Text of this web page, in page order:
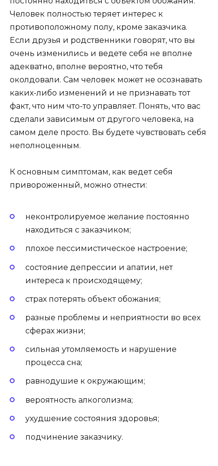
Человек полностью теряет интерес к
противоположному полу, кроме заказчика.
Если друзья и родственники говорят, что вы
очень изменились и ведете себя не вполне
адекватно, вполне вероятно, что тебя
околдовали. Сам человек может не осознавать
каких-либо изменений и не признавать тот
факт, что ним что-то управляет. Понять, что вас
сделали зависимым от другого человека, на
самом деле просто. Вы будете чувствовать себя
неполноценным.
К основным симптомам, как ведет себя
привороженный, можно отнести:
неконтролируемое желание постоянно
находиться с заказчиком;
плохое пессимистическое настроение;
состояние депрессии и апатии, нет
интереса к происходящему;
страх потерять объект обожания;
разные проблемы и неприятности во всех
сферах жизни;
сильная утомляемость и нарушение
процесса сна;
равнодушие к окружающим;
вероятность алкоголизма;
ухудшение состояния здоровья;
подчинение заказчику.